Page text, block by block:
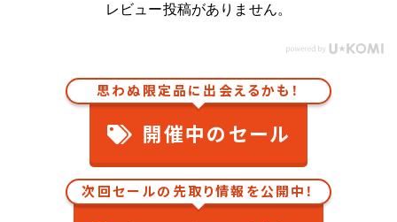
レビュー投稿がありません。
思わぬ限定品に出会えるかも！
開催中のセール
次回セールの先取り情報を公開中！